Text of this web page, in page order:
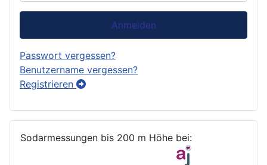
Anmelden
Passwort vergessen?
Benutzername vergessen?
Registrieren
Sodarmessungen bis 200 m Höhe bei: